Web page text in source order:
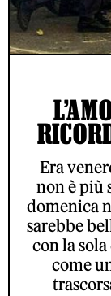
Era
non è più
domenica
sarebbe
con la
come